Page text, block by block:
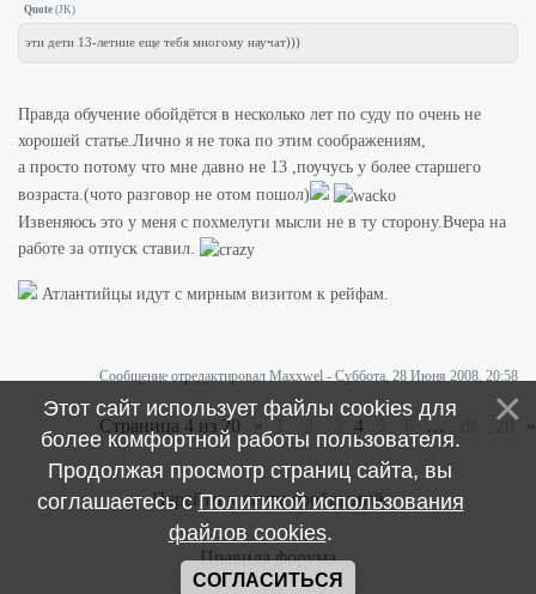
Quote (JK)
эти дети 13-летние еще тебя многому научат)))
Правда обучение обойдётся в несколько лет по суду по очень не
хорошей статье.Лично я не тока по этим соображениям,
а просто потому что мне давно не 13 ,поучусь у более старшего
возраста.(чото разговор не отом пошол)
Извеняюсь это у меня с похмелуги мысли не в ту сторону.Вчера на
работе за отпуск ставил.
Атлантийцы идут с мирным визитом к рейфам.
Сообщение отредактировал Maxxwel - Суббота, 28 Июня 2008, 20:58
Страница 4 из 20 « 4 … 20 »
Перейти к ленте сообщений
Правила форума
Этот сайт использует файлы cookies для
более комфортной работы пользователя.
Продолжая просмотр страниц сайта, вы
соглашаетесь сПолитикой использования
файлов cookies.
СОГЛАСИТЬСЯ